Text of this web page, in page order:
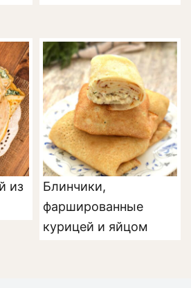
из
Блинчики,
фаршированные
курицей и яйцом